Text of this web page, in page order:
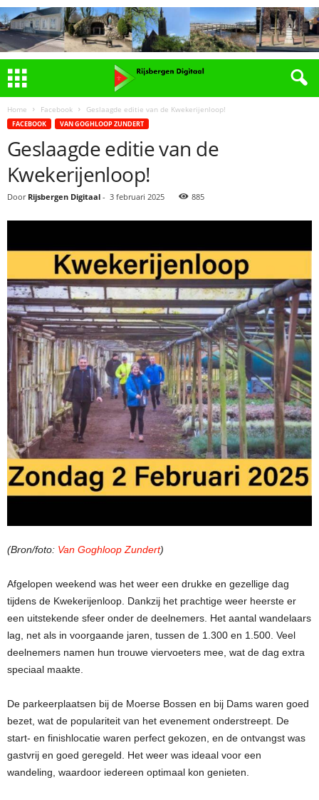
Home Facebook Geslaagde editie van de Kwekerijenloop!
FACEBOOK VAN GOGHLOOP ZUNDERT
Geslaagde editie van de
Kwekerijenloop!
Door Rijsbergen Digitaal - 3 februari 2025 885
(Bron/foto: Van Goghloop Zundert)
Afgelopen weekend was het weer een drukke en gezellige dag
tijdens de Kwekerijenloop. Dankzij het prachtige weer heerste er
een uitstekende sfeer onder de deelnemers. Het aantal wandelaars
lag, net als in voorgaande jaren, tussen de 1.300 en 1.500. Veel
deelnemers namen hun trouwe viervoeters mee, wat de dag extra
speciaal maakte.
De parkeerplaatsen bij de Moerse Bossen en bij Dams waren goed
bezet, wat de populariteit van het evenement onderstreept. De
start- en finishlocatie waren perfect gekozen, en de ontvangst was
gastvrij en goed geregeld. Het weer was ideaal voor een
wandeling, waardoor iedereen optimaal kon genieten.